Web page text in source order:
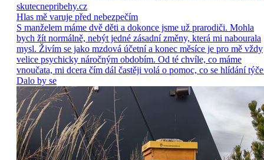
skutecnepribehy.cz
Hlas mě varuje před nebezpečím
S manželem máme dvě děti a dokonce jsme už prarodiči. Mohla
bych žít normálně, nebýt jedné zásadní změny, která mi nabourala
mysl. Živím se jako mzdová účetní a konec měsíce je pro mě vždy
velice psychicky náročným obdobím. Od té chvíle, co máme
vnoučata, mi dcera čím dál častěji volá o pomoc, co se hlídání
Dalo by se